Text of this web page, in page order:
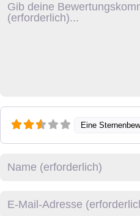
Eine